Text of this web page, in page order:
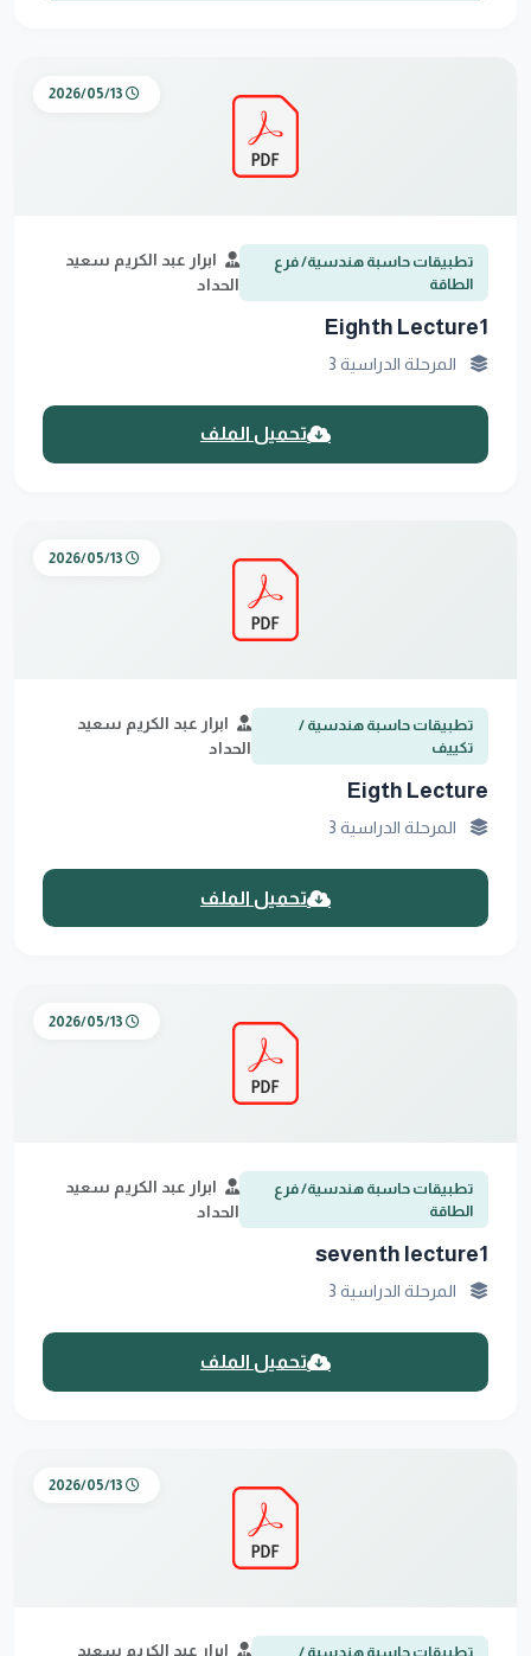
تطبيقات حاسبة هندسية/ فرع
الطاقة
ابرار عبد الكريم سعيد
الحداد
Eighth Lecture1
المرحلة الدراسية 3
تحميل الملف
تطبيقات حاسبة هندسية /
تكييف
ابرار عبد الكريم سعيد
الحداد
Eigth Lecture
المرحلة الدراسية 3
تحميل الملف
تطبيقات حاسبة هندسية/ فرع
الطاقة
ابرار عبد الكريم سعيد
الحداد
seventh lecture1
المرحلة الدراسية 3
تحميل الملف
تطبيقات حاسبة هندسية / ابرار عبد الكريم سعيد